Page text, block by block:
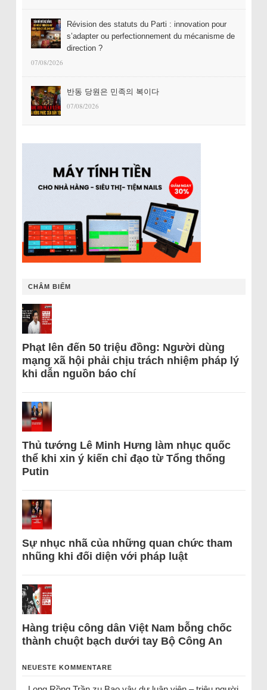
Révision des statuts du Parti : innovation pour
s’adapter ou perfectionnement du mécanisme de
direction ?
07/08/2026
반동 당원은 민족의 복이다
07/08/2026
CHÂM BIẾM
Phạt lên đến 50 triệu đồng: Người dùng
mạng xã hội phải chịu trách nhiệm pháp lý
khi dẫn nguồn báo chí
Thủ tướng Lê Minh Hưng làm nhục quốc
thể khi xin ý kiến chỉ đạo từ Tổng thống
Putin
Sự nhục nhã của những quan chức tham
nhũng khi đối diện với pháp luật
Hàng triệu công dân Việt Nam bỗng chốc
thành chuột bạch dưới tay Bộ Công An
NEUESTE KOMMENTARE